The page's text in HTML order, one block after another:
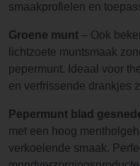
smaakprofielen en
Groene munt – Ook
lichtzoete muntsmaak
pepermunt. Ideaal voor
en verfrissende drankjes
Pepermunt blad
met een hoog
verkoelende smaak.